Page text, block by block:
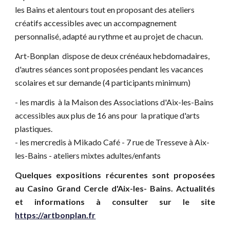
les Bains et alentours tout en proposant des ateliers
créatifs accessibles avec un accompagnement
personnalisé, adapté au rythme et au projet de chacun.
Art-Bonplan dispose de deux crénéaux hebdomadaires
d'autres séances sont proposées pendant les vacances
scolaires et sur demande (4 participants minimum)
- les mardis à la Maison des Associations d'Aix-les-Bains
accessibles auxplus de 16 ans pour la pratiqued'arts
plastiques.
- les mercredis à Mikado Café - 7 rue de Tresseve à Aix-
les-Bains - ateliers mixtes adultes/enfants
Quelques expositions récurentes sont proposées
au Casino Grand Cercle d'Aix-les- Bains. Actualités
et informations à consulter sur le site
https://artbonplan.fr